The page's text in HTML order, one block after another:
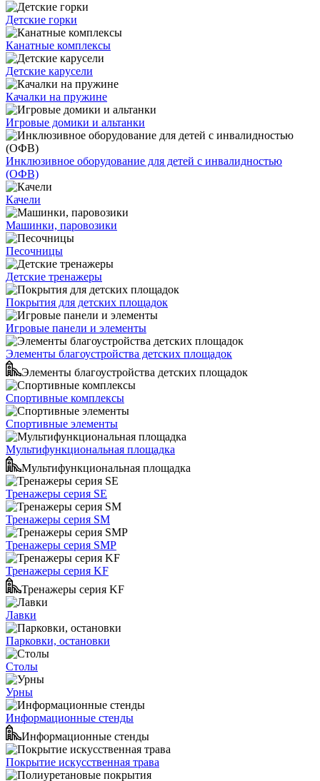
Детские горки
Канатные комплексы
Детские карусели
Качалки на пружине
Игровые домики и альтанки
Инклюзивное оборудование для детей с инвалидностью
(ОФВ)
Качели
Машинки, паровозики
Песочницы
Детские тренажеры
Покрытия для детских площадок
Игровые панели и элементы
Элементы благоустройства детских площадок
Элементы благоустройства детских площадок
Спортивные комплексы
Спортивные элементы
Мультифункциональная площадка
Мультифункциональная площадка
Тренажеры серия SE
Тренажеры серия SM
Тренажеры серия SMP
Тренажеры серия KF
Тренажеры серия KF
Лавки
Парковки, остановки
Столы
Урны
Информационные стенды
Информационные стенды
Покрытие искусственная трава